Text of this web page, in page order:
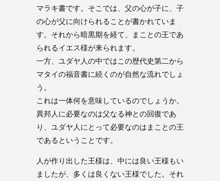
マラキ書です。そこでは、父の心が子に、子
の心が父に向けられることが書かれていま
す。それから暗黒期を経て、まことの王であ
られるイエス様が来られます。
一方、ユダヤ人の中ではこの歴代史第二から
マタイの福音書に続くのが自然な流れでしょ
う。
これは一体何を意味しているのでしょうか。
異邦人に必要なのは父なる神との回復であ
り、ユダヤ人にとって必要なのはまことの王
であるということです。
人が作り出した王様は、中には良い王様もい
ましたが、多くは良くない王様でした。それ